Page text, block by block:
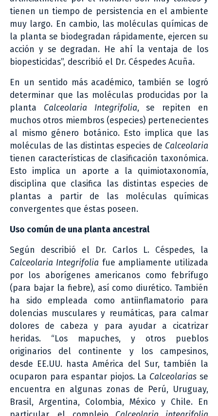
tienen un tiempo de persistencia en el ambiente
muy largo. En cambio, las moléculas químicas de
la planta se biodegradan rápidamente, ejercen su
acción y se degradan. He ahí la ventaja de los
biopesticidas”, describió el Dr. Céspedes Acuña.
En un sentido más académico, también se logró
determinar que las moléculas producidas por la
planta Calceolaria Integrifolia, se repiten en
muchos otros miembros (especies) pertenecientes
al mismo género botánico. Esto implica que las
moléculas de las distintas especies de Calceolaria
tienen características de clasificación taxonómica.
Esto implica un aporte a la quimiotaxonomía,
disciplina que clasifica las distintas especies de
plantas a partir de las moléculas químicas
convergentes que éstas poseen.
Uso común de una planta ancestral
Según describió el Dr. Carlos L. Céspedes, la
Calceolaria Integrifolia fue ampliamente utilizada
por los aborígenes americanos como febrífugo
(para bajar la fiebre), así como diurético. También
ha sido empleada como antiinflamatorio para
dolencias musculares y reumáticas, para calmar
dolores de cabeza y para ayudar a cicatrizar
heridas. “Los mapuches, y otros pueblos
originarios del continente y los campesinos,
desde EE.UU. hasta América del Sur, también la
ocuparon para espantar piojos. La Calceolarias se
encuentra en algunas zonas de Perú, Uruguay,
Brasil, Argentina, Colombia, México y Chile. En